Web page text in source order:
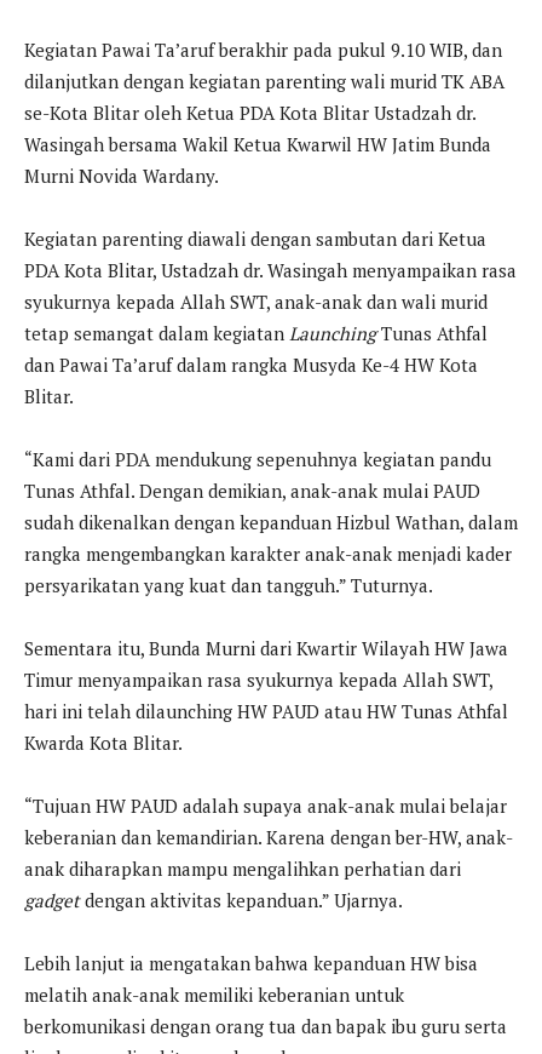
Kegiatan Pawai Ta’aruf berakhir pada pukul 9.10 WIB, dan
dilanjutkan dengan kegiatan parenting wali murid TK ABA
se-Kota Blitar oleh Ketua PDA Kota Blitar Ustadzah dr.
Wasingah bersama Wakil Ketua Kwarwil HW Jatim Bunda
Murni Novida Wardany.
Kegiatan parenting diawali dengan sambutan dari Ketua
PDA Kota Blitar, Ustadzah dr. Wasingah menyampaikan rasa
syukurnya kepada Allah SWT, anak-anak dan wali murid
tetap semangat dalam kegiatan LaunchingTunas Athfal
dan Pawai Ta’aruf dalam rangka Musyda Ke-4 HW Kota
Blitar.
“Kami dari PDA mendukung sepenuhnya kegiatan pandu
Tunas Athfal. Dengan demikian, anak-anak mulai PAUD
sudah dikenalkan dengan kepanduan Hizbul Wathan, dalam
rangka mengembangkan karakter anak-anak menjadi kader
persyarikatan yang kuat dan tangguh.” Tuturnya.
Sementara itu, Bunda Murni dari Kwartir Wilayah HW Jawa
Timur menyampaikan rasa syukurnya kepada Allah SWT,
hari ini telah dilaunching HW PAUD atau HW Tunas Athfal
Kwarda Kota Blitar.
“Tujuan HW PAUD adalah supaya anak-anak mulai belajar
keberanian dan kemandirian. Karena dengan ber-HW, anak-
anak diharapkan mampu mengalihkan perhatian dari
gadgetdengan aktivitas kepanduan.” Ujarnya.
Lebih lanjut ia mengatakan bahwa kepanduan HW bisa
melatih anak-anak memiliki keberanian untuk
berkomunikasi dengan orang tua dan bapak ibu guru serta